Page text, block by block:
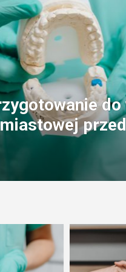
ogłoszenia